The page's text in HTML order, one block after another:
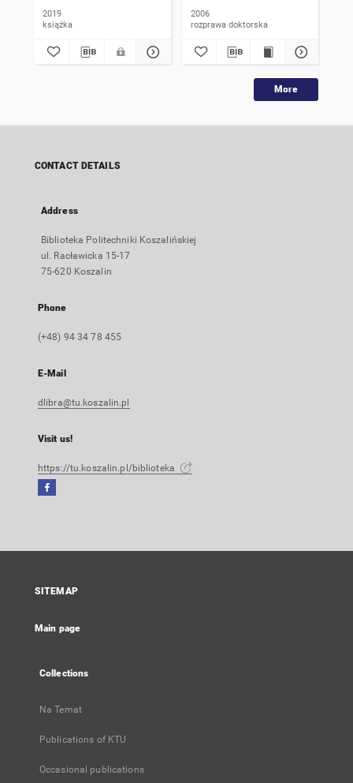
2019
książka
2006
rozprawa doktorska
More
CONTACT DETAILS
Address
Biblioteka Politechniki Koszalińskiej
ul. Racławicka 15-17
75-620 Koszalin
Phone
(+48) 94 34 78 455
E-Mail
dlibra@tu.koszalin.pl
Visit us!
https://tu.koszalin.pl/biblioteka
Facebook
open
new
SITEMAP
Main page
Collections
Na Temat
Publications of KTU
Occasional publications